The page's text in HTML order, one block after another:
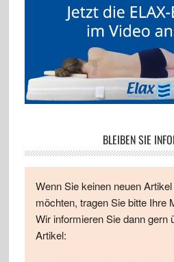
BLEIBEN SIE
Wenn Sie keinen neuen
möchten, tragen Sie bitte Ihre
Wir informieren Sie dann gern
Artikel: